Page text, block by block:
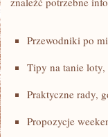
Przewodniki po
Tipy na tanie
Praktyczne rady,
Propozycje